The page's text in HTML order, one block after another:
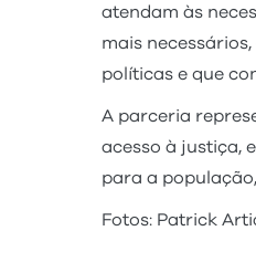
atendam às
mais
políticas e que
A parceria
acesso à justiça,
para a
Fotos: Patrick